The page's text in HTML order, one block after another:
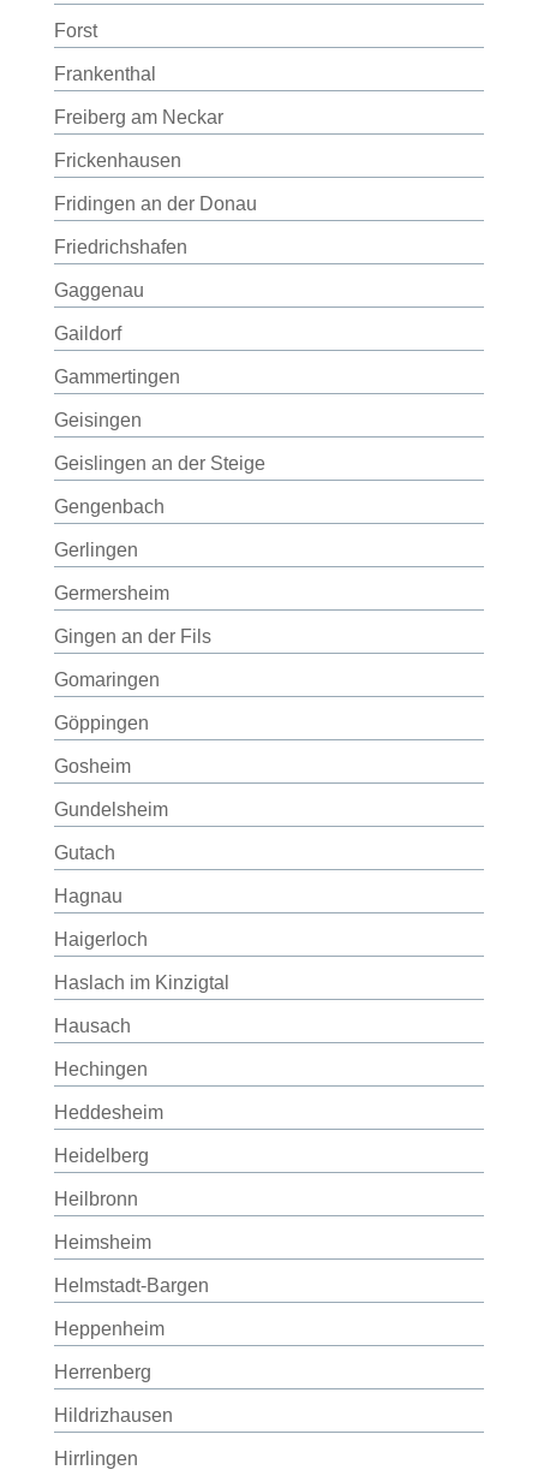
Forst
Frankenthal
Freiberg am Neckar
Frickenhausen
Fridingen an der Donau
Friedrichshafen
Gaggenau
Gaildorf
Gammertingen
Geisingen
Geislingen an der Steige
Gengenbach
Gerlingen
Germersheim
Gingen an der Fils
Gomaringen
Göppingen
Gosheim
Gundelsheim
Gutach
Hagnau
Haigerloch
Haslach im Kinzigtal
Hausach
Hechingen
Heddesheim
Heidelberg
Heilbronn
Heimsheim
Helmstadt-Bargen
Heppenheim
Herrenberg
Hildrizhausen
Hirrlingen